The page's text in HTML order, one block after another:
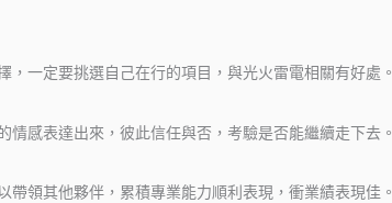
一定要挑選自己在行的項目，與光火雷電相關有好處。
感表達出來，彼此信任與否，考驗是否能繼續走下去。
領其他夥伴，累積專業能力順利表現，衝業績表現佳。